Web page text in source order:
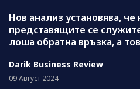
Нов анализ установява,
представящите се
лоша обратна връзка, а
Darik Business Review
09 Август 2024